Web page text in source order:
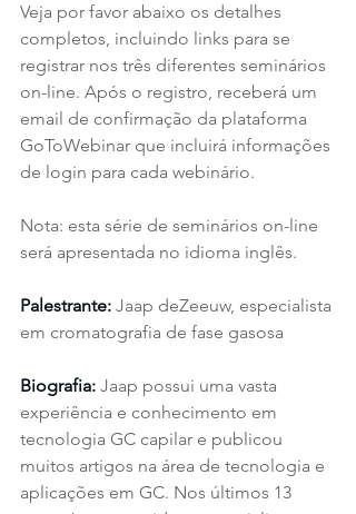
Veja por favor abaixo os detalhes
completos, incluindo links para se
registrar nos três diferentes seminários
on-line. Após o registro, receberá um
email de confirmação da plataforma
GoToWebinar que incluirá informações
de login para cada webinário.
Nota: esta série de seminários on-line
será apresentada no idioma inglês.
Palestrante: Jaap deZeeuw, especialista
em cromatografia de fase gasosa
Biografia: Jaap possui uma vasta
experiência e conhecimento em
tecnologia GC capilar e publicou
muitos artigos na área de tecnologia e
aplicações em GC. Nos últimos 13